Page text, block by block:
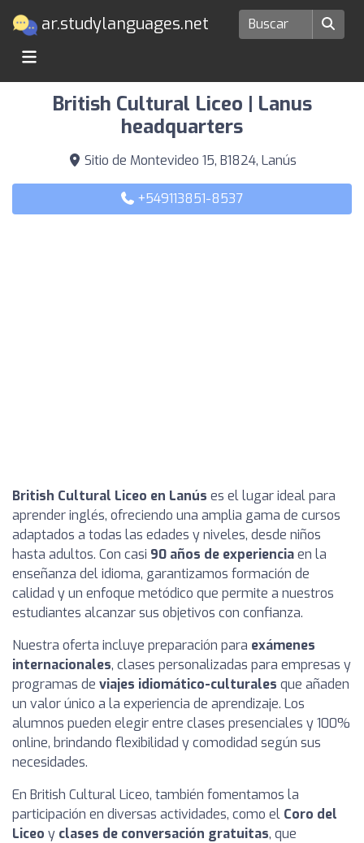
ar.studylanguages.net
British Cultural Liceo | Lanus
headquarters
Sitio de Montevideo 15, B1824, Lanús
+549113851-8537
British Cultural Liceo en Lanús es el lugar ideal para
aprender inglés, ofreciendo una amplia gama de cursos
adaptados a todas las edades y niveles, desde niños
hasta adultos. Con casi 90 años de experienciaen la
enseñanza del idioma, garantizamos formación de
calidad y un enfoque metódico que permite a nuestros
estudiantes alcanzar sus objetivos con confianza.
Nuestra oferta incluye preparación para exámenes
internacionales, clases personalizadas para empresas y
programas de viajes idiomático-culturales que añaden
un valor único a la experiencia de aprendizaje. Los
alumnos pueden elegir entre clases presenciales y 100%
online, brindando flexibilidad y comodidad según sus
necesidades.
En British Cultural Liceo, también fomentamos la
participación en diversas actividades, como el Coro del
Liceo y clases de conversación gratuitas, que